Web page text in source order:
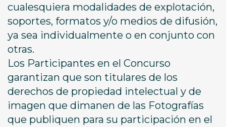
cualesquiera modalidades de explotación,
soportes, formatos y/o medios de difusión,
ya sea individualmente o en conjunto con
otras.
Los Participantes en el Concurso
garantizan que son titulares de los
derechos de propiedad intelectual y de
imagen que dimanen de las Fotografías
que publiquen para su participación en el